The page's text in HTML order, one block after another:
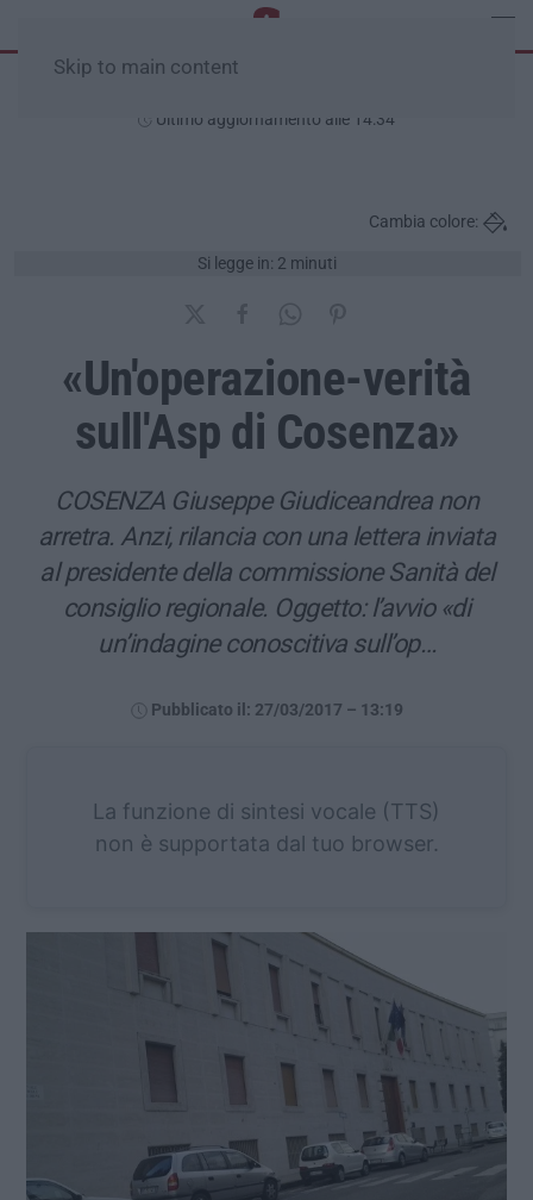
Skip to main content
Ultimo aggiornamento alle 14:34
Si legge in: 2 minuti
Cambia colore:
«Un'operazione-verità
sull'Asp di Cosenza»
COSENZA Giuseppe Giudiceandrea non
arretra. Anzi, rilancia con una lettera inviata
al presidente della commissione Sanità del
consiglio regionale. Oggetto: l’avvio «di
un’indagine conoscitiva sull’op…
Pubblicato il: 27/03/2017 – 13:19
La funzione di sintesi vocale (TTS)
non è supportata dal tuo browser.